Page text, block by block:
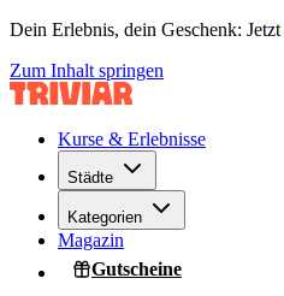
Dein Erlebnis, dein Geschenk: Jetzt
Zum Inhalt springen
Kurse & Erlebnisse
Städte
Kategorien
Magazin
Gutscheine